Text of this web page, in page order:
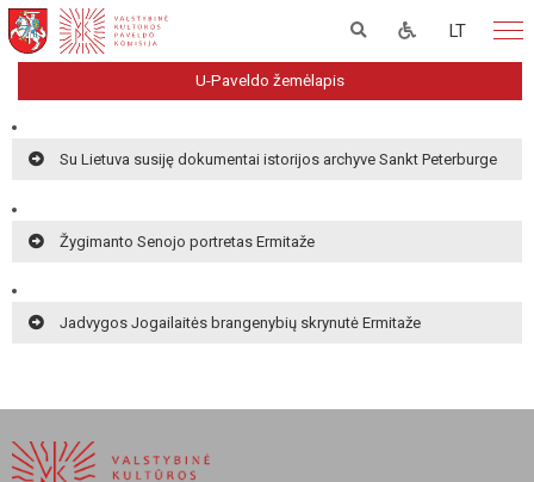
LT
U-Paveldo žemėlapis
Su Lietuva susiję dokumentai istorijos archyve Sankt Peterburge
Žygimanto Senojo portretas Ermitaže
Jadvygos Jogailaitės brangenybių skrynutė Ermitaže